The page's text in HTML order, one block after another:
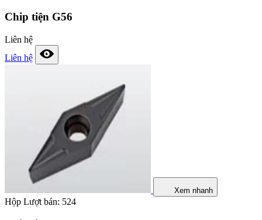
Chip tiện G56
Liên hệ
Liên hệ
Xem nhanh
Hộp Lượt bán: 524